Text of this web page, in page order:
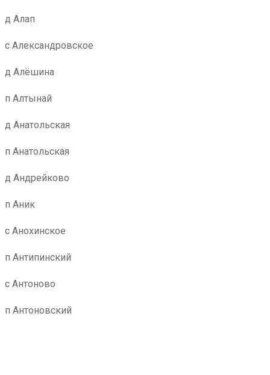
д Алап
с Александровское
д Алёшина
п Алтынай
д Анатольская
п Анатольская
д Андрейково
п Аник
с Анохинское
п Антипинский
с Антоново
п Антоновский